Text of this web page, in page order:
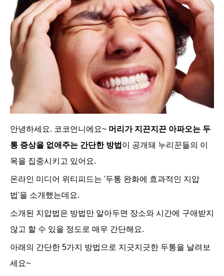
안녕하세요. 코코언니에요~ 머리가 지끈지끈 아파오는 두
통 증상을 없애주는 간단한 방법 이 공개돼 누리꾼들의 이
목을 집중시키고 있어요.
온라인 미디어 위티피드는 '두통 완화에 효과적인 지압
법'을 소개했는데요.
소개된 지압법은 방법만 알아두면 장소와 시간에 구애받지
않고 할 수 있을 정도로 매우 간단해요.
아래 의 간단한 5가지 방법으로 지긋지긋한 두통을 날려보
세요~